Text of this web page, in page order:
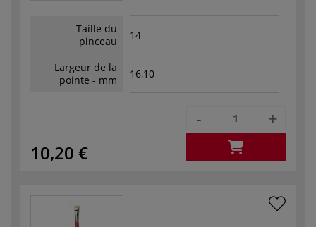
Taille du
pinceau
14
Largeur de la
pointe - mm
16,10
10,20 €
- +